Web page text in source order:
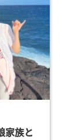
家族と